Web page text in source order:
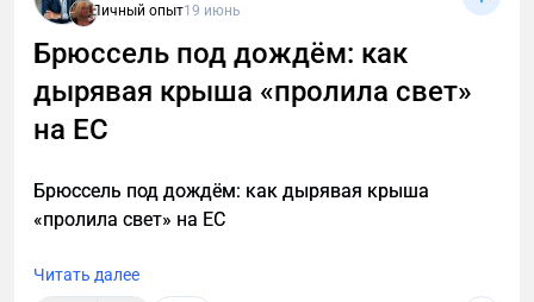
Личный опыт19 июнь
Брюссель под дождём: как
дырявая крыша «пролила свет»
на ЕС
Брюссель под дождём: как дырявая крыша
«пролила свет» на ЕС
Читать далее